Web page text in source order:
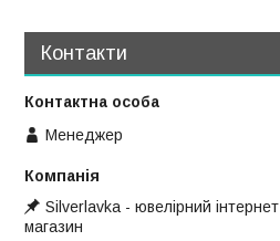
Контакти
Менеджер
Silverlavka - ювелірний інтернет
магазин